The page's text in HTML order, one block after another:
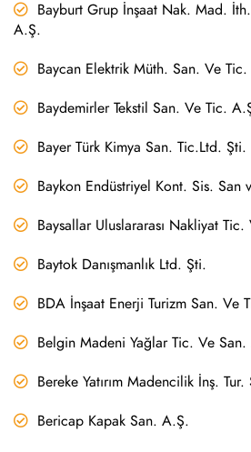
Bayburt Grup İnşaat Nak. Mad.
A.Ş.
Baycan Elektrik Müth. San. Ve
Baydemirler Tekstil San. Ve Tic.
Bayer Türk Kimya San. Tic.Ltd. Şti.
Baykon Endüstriyel Kont. Sis. San
Baysallar Uluslararası Nakliyat
Baytok Danışmanlık Ltd. Şti.
BDA İnşaat Enerji Turizm San. Ve
Belgin Madeni Yağlar Tic. Ve
Bereke Yatırım Madencilik İnş.
Bericap Kapak San. A.Ş.